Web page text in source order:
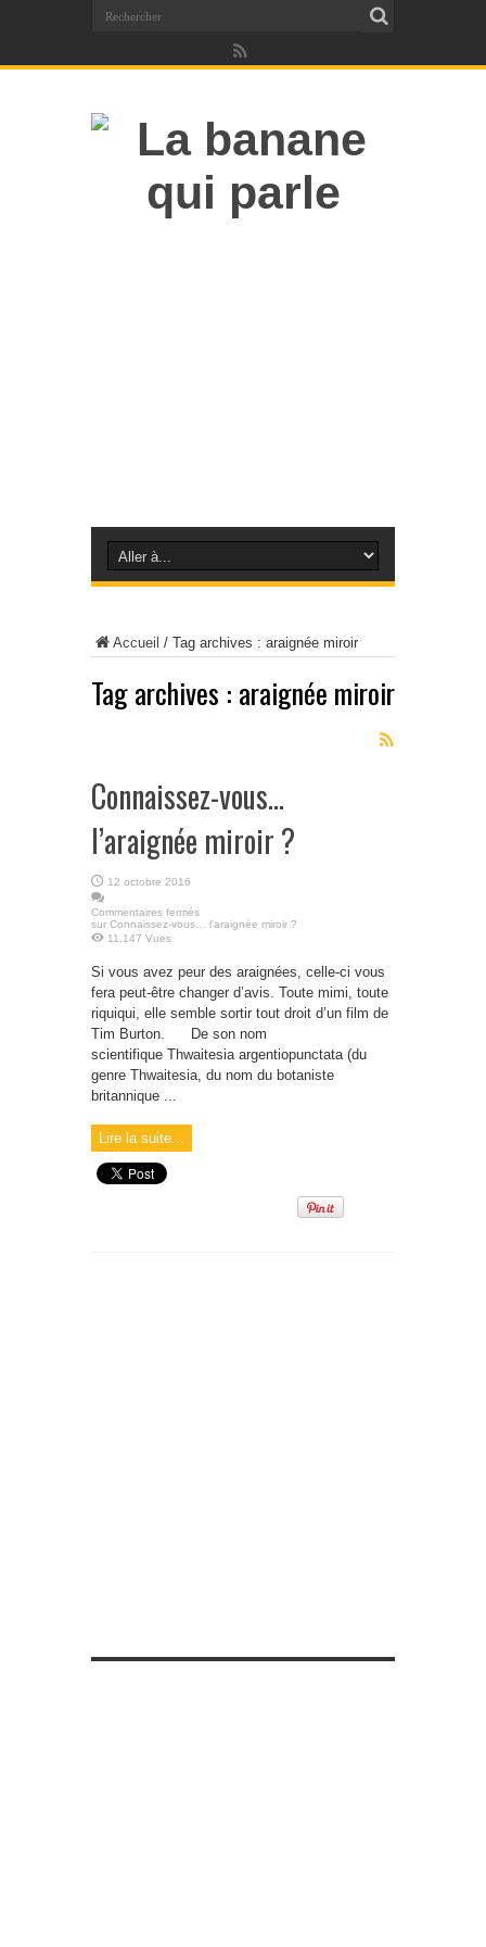
Accueil / Tag archives : araignée miroir
Tag archives : araignée miroir
Connaissez-vous…
l’araignée miroir ?
12 octobre 2016
Commentaires fermés
sur Connaissez-vous… l’araignée miroir ?
11,147 Vues
Si vous avez peur des araignées, celle-ci vous
fera peut-être changer d’avis. Toute mimi, toute
riquiqui, elle semble sortir tout droit d’un film de
Tim Burton. De son nom
scientifique Thwaitesia argentiopunctata (du
genre Thwaitesia, du nom du botaniste
britannique ...
Lire la suite...